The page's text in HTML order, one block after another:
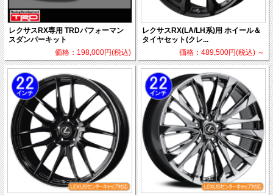
レクサスRX専用 TRDパフォーマン
スダンパーキット
価格：198,000円(税込)
レクサスRX(LA/LH系)用 ホイール＆
タイヤセット(クレ...
価格：489,500円(税込) ～